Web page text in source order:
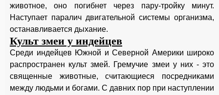
животное, оно погибнет через пару-тройку минут.
Наступает паралич двигательной системы организма,
останавливается дыхание.
Культ змеи у индейцев
Среди индейцев Южной и Северной Америки широко
распространен культ змей. Гремучие змеи у них - это
священные животные, считающиеся посредниками
между людьми и богами. С давних пор при наступлении